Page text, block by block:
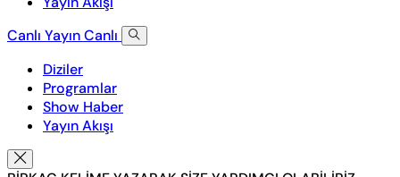
Canlı YayınCanlı
Diziler
Programlar
Show Haber
Yayın Akışı